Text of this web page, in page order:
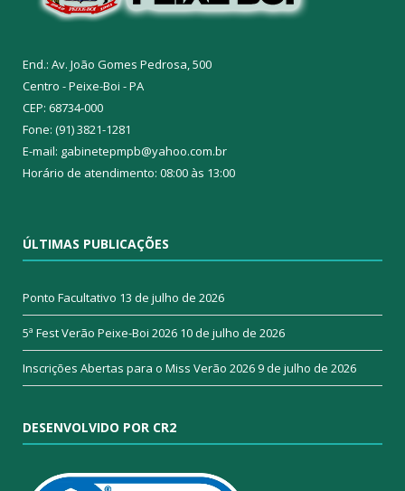
End.: Av. João Gomes Pedrosa, 500
Centro - Peixe-Boi - PA
CEP: 68734-000
Fone: (91) 3821-1281
E-mail: gabinetepmpb@yahoo.com.br
Horário de atendimento: 08:00 às 13:00
ÚLTIMAS PUBLICAÇÕES
Ponto Facultativo 13 de julho de 2026
5ª Fest Verão Peixe-Boi 2026 10 de julho de 2026
Inscrições Abertas para o Miss Verão 20269 de julho de 2026
DESENVOLVIDO POR CR2